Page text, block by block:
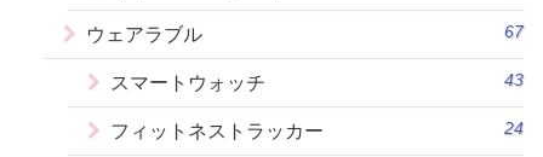
ウェアラブル 67
スマートウォッチ 43
フィットネストラッカー 24